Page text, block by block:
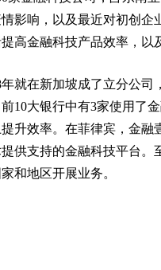
影响，以及最近对初创
高金融科技产品效率，以
就在新加坡成了立分公
10大银行中有3家使用了
升效率。在菲律宾，金
供支持的金融科技平台。
和地区开展业务。